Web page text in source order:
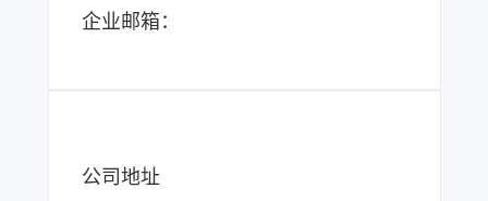
企业邮箱：
公司地址